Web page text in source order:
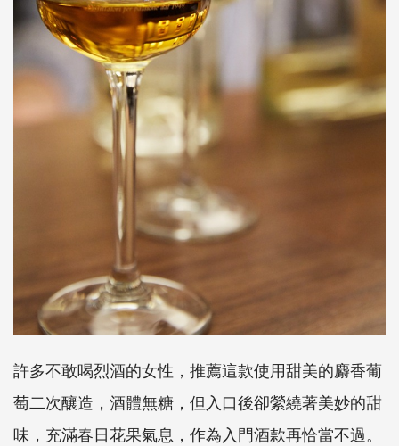
許多不敢喝烈酒的女性，推薦這款使用甜美的麝香葡
萄二次釀造，酒體無糖，但入口後卻縈繞著美妙的甜
味，充滿春日花果氣息，作為入門酒款再恰當不過。